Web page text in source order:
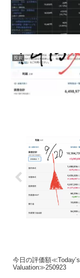
投資
今日の評価額≪Today’s
Valuation≫250923